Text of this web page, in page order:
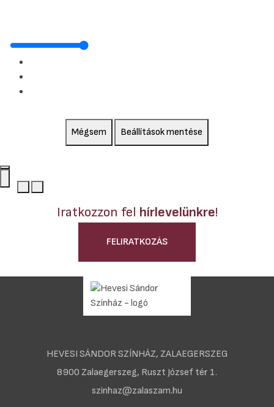
Mégsem Beállítások mentése
Iratkozzon fel hírlevelünkre!
FELIRATKOZÁS
HEVESI SÁNDOR SZÍNHÁZ, ZALAEGERSZEG
8900 Zalaegerszeg, Ruszt József tér 1.
szinhaz@zalaszam.hu